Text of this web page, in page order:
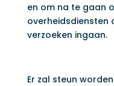
en om na te gaan
overheidsdiensten
verzoeken ingaan.
Er zal steun